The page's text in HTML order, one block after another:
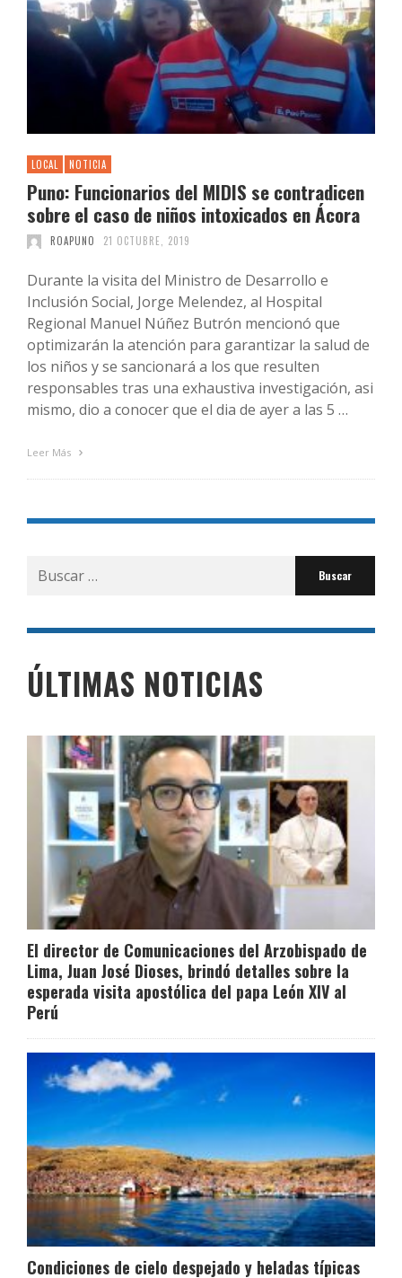
LOCAL NOTICIA
Puno: Funcionarios del MIDIS se contradicen
sobre el caso de niños intoxicados en Ácora
ROAPUNO 21 OCTUBRE, 2019
Durante la visita del Ministro de Desarrollo e
Inclusión Social, Jorge Melendez, al Hospital
Regional Manuel Núñez Butrón mencionó que
optimizarán la atención para garantizar la salud de
los niños y se sancionará a los que resulten
responsables tras una exhaustiva investigación, asi
mismo, dio a conocer que el dia de ayer a las 5 …
Leer Más
Buscar
por:
ÚLTIMAS NOTICIAS
El director de Comunicaciones del Arzobispado de
Lima, Juan José Dioses, brindó detalles sobre la
esperada visita apostólica del papa León XIV al
Perú
Condiciones de cielo despejado y heladas típicas